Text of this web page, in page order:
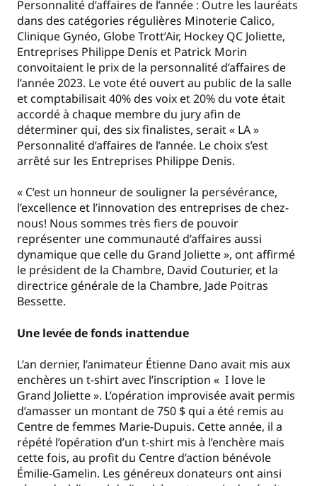
Personnalité d’affaires de l’année : Outre les lauréats
dans des catégories régulières Minoterie Calico,
Clinique Gynéo, Globe Trott’Air, Hockey QC Joliette,
Entreprises Philippe Denis et Patrick Morin
convoitaient le prix de la personnalité d’affaires de
l’année 2023. Le vote été ouvert au public de la salle
et comptabilisait 40% des voix et 20% du vote était
accordé à chaque membre du jury afin de
déterminer qui, des six finalistes, serait « LA »
Personnalité d’affaires de l’année. Le choix s’est
arrêté sur les Entreprises Philippe Denis.
« C’est un honneur de souligner la persévérance,
l’excellence et l’innovation des entreprises de chez-
nous! Nous sommes très fiers de pouvoir
représenter une communauté d’affaires aussi
dynamique que celle du Grand Joliette », ont affirmé
le président de la Chambre, David Couturier, et la
directrice générale de la Chambre, Jade Poitras
Bessette.
Une levée de fonds inattendue
L’an dernier, l’animateur Étienne Dano avait mis aux
enchères un t-shirt avec l’inscription « I love le
Grand Joliette ». L’opération improvisée avait permis
d’amasser un montant de 750 $ qui a été remis au
Centre de femmes Marie-Dupuis. Cette année, il a
répété l’opération d’un t-shirt mis à l’enchère mais
cette fois, au profit du Centre d’action bénévole
Émilie-Gamelin. Les généreux donateurs ont ainsi